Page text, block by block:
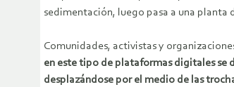
sedimentación, luego pasa a una planta
Comunidades, activistas y
en este tipo de plataformas digitales se
desplazándose por el medio de las